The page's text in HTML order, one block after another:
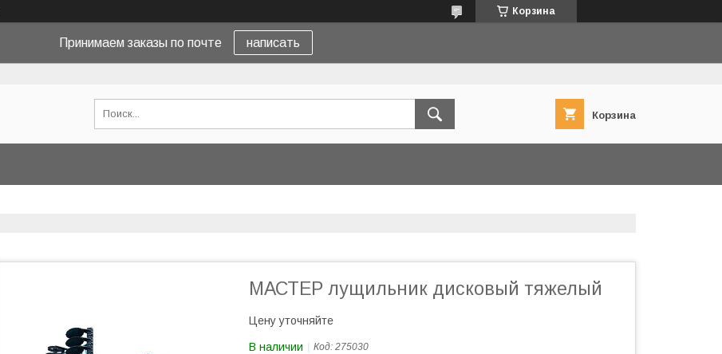
Корзина
Принимаем заказы по почте написать
Корзина
МАСТЕР лущильник дисковый тяжелый
Цену уточняйте
В наличии Код: 275030